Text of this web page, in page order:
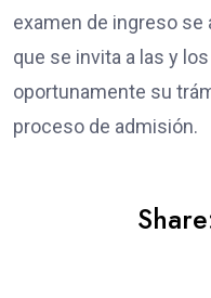
examen de ingreso se
que se invita a las y
oportunamente su
proceso de admisión.